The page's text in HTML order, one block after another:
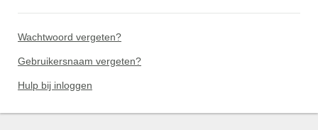
Wachtwoord vergeten?
Gebruikersnaam vergeten?
Hulp bij inloggen